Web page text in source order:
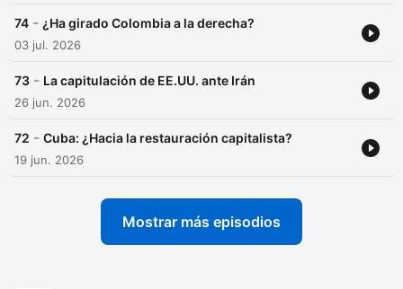
74 - ¿Ha girado Colombia a la derecha?
03 jul. 2026
73 - La capitulación de EE.UU. ante Irán
26 jun. 2026
72 - Cuba: ¿Hacia la restauración capitalista?
19 jun. 2026
Mostrar más episodios